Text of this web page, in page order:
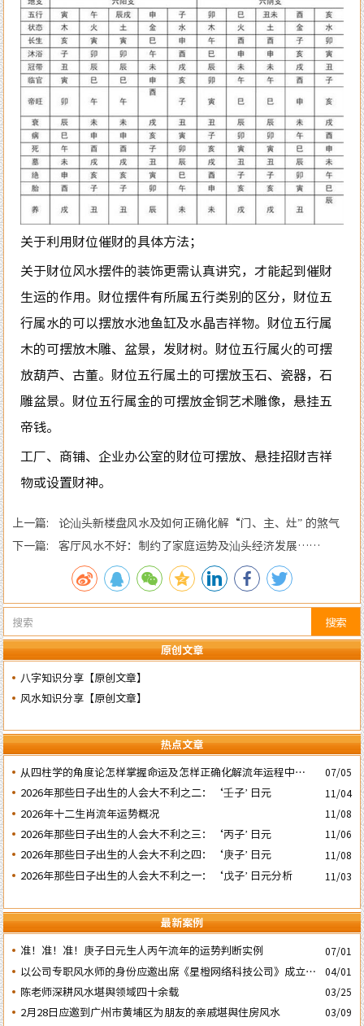
搜索
原创文章
八字知识分享【原创文章】
风水知识分享【原创文章】
热点文章
​从四柱学的角度论怎样掌握命运及怎样正确化解流年运程中的灾
祸
07/05
2026年那些日子出生的人会大不利之二：‘壬子’ 日元 11/04
2026年十二生肖流年运势概况 11/08
2026年那些日子出生的人会大不利之三：‘丙子’ 日元 11/06
2026年那些日子出生的人会大不利之四：‘庚子’ 日元 11/08
2026年那些日子出生的人会大不利之一：‘戊子’ 日元分析 11/03
最新案例
准！准！准！庚子日元生人丙午流年的运势判断实例
07/01
以公司专职风水师的身份应邀出席《星橙网络科技公司》成立5
周年庆典
04/01
陈老师深耕风水堪舆领域四十余载 03/25
2月28日应邀到广州市黄埔区为朋友的亲戚堪舆住房风水 03/09
关于利用财位催财的具体方法；
关于财位风水摆件的装饰更需认真讲究，才能起到催财
生运的作用。财位摆件有所属五行类别的区分，财位五
行属水的可以摆放水池鱼缸及水晶吉祥物。财位五行属
木的可摆放木雕、盆景，发财树。财位五行属火的可摆
放葫芦、古董。财位五行属土的可摆放玉石、瓷器，石
雕盆景。财位五行属金的可摆放金铜艺术雕像，悬挂五
帝钱。
工厂、商铺、企业办公室的财位可摆放、悬挂招财吉祥
物或设置财神。
上一篇: 论汕头新楼盘风水及如何正确化解“门、主、灶” 的煞气
下一篇: 客厅风水不好：制约了家庭运势及汕头经济发展……